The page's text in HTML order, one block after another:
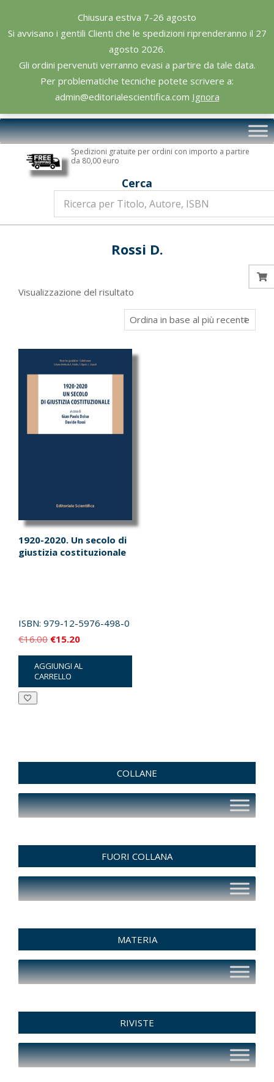
Chiusura estiva 7-26 agosto
Si avvisano i gentili Clienti che le spedizioni riprenderanno il 27
agosto 2026.
Gli ordini pervenuti verranno evasi a partire da tale data.
Per problematiche tecniche potete scrivere a:
admin@editorialescientifica.com Ignora
content
Editoriale
Scientifica
Primary
Navigation
Spedizioni gratuite per ordini con importo a partire
da 80,00 euro
Cerca
Rossi D.
Visualizzazione del risultato
1920-2020. Un secolo di
giustizia costituzionale
ISBN: 979-12-5976-498-0
€16.00 Il
prezzo
originale
era:
€15.20Il
prezzo
attuale
è:
AGGIUNGI AL
CARRELLO
COLLANE
FUORI COLLANA
MATERIA
RIVISTE